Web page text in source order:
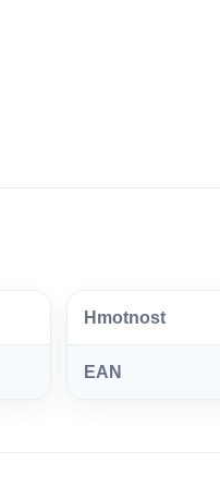
Hmotnost
EAN